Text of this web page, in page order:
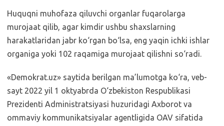
Huquqni muhofaza qiluvchi organlar fuqarolarga
murojaat qilib, agar kimdir ushbu shaxslarning
harakatlaridan jabr ko‘rgan bo‘lsa, eng yaqin ichki ishlar
organiga yoki 102 raqamiga murojaat qilishni so‘radi.
«Demokrat.uz» saytida berilgan ma’lumotga ko‘ra, veb-
sayt 2022 yil 1 oktyabrda O‘zbekiston Respublikasi
Prezidenti Administratsiyasi huzuridagi Axborot va
ommaviy kommunikatsiyalar agentligida OAV sifatida